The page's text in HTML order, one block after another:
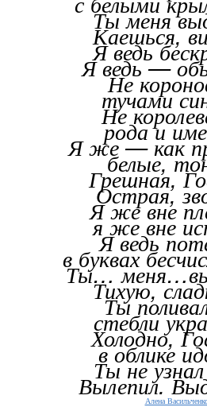
Ты меня
Каешься,
Я ведь
Я ведь —
Не
тучами
Не
рода и
Я же — как
белые,
Грешная,
Острая,
Я же вне
я же вне
Я ведь
в буквах
Ты…Тихую,
Ты
стебли
Холодно,
в облике
Ты не
Вылепил.
Алена